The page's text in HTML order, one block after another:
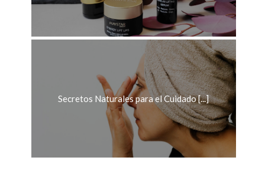
Secretos Naturales para el Cuidado [...]